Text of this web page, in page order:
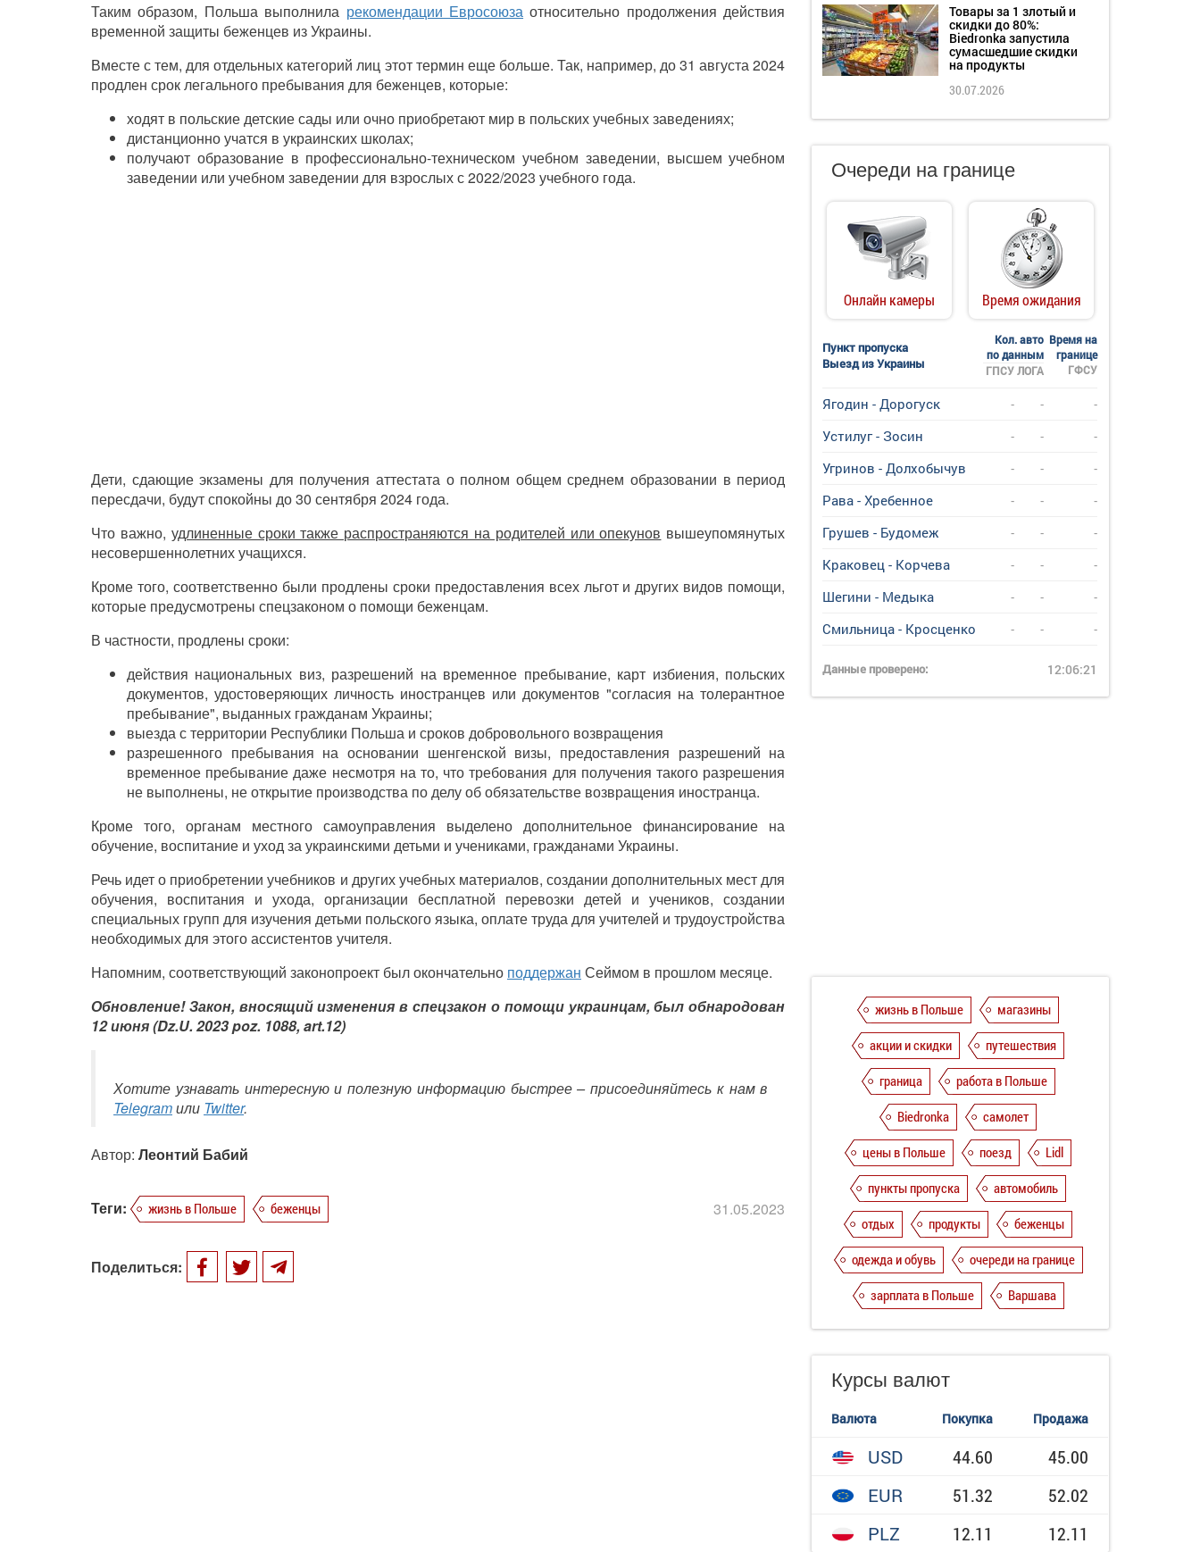
Таким образом, Польша выполнила рекомендации Евросоюза относительно продолжения действия
временной защиты беженцев из Украины.
Вместе с тем, для отдельных категорий лиц этот термин еще больше. Так, например, до 31 августа 2024
продлен срок легального пребывания для беженцев, которые:
ходят в польские детские сады или очно приобретают мир в польских учебных заведениях;
дистанционно учатся в украинских школах;
получают образование в профессионально-техническом учебном заведении, высшем учебном
заведении или учебном заведении для взрослых с 2022/2023 учебного года.
Дети, сдающие экзамены для получения аттестата о полном общем среднем образовании в период
пересдачи, будут спокойны до 30 сентября 2024 года.
Что важно, удлиненные сроки также распространяются на родителей или опекунов вышеупомянутых
несовершеннолетних учащихся.
Кроме того, соответственно были продлены сроки предоставления всех льгот и других видов помощи,
которые предусмотрены спецзаконом о помощи беженцам.
В частности, продлены сроки:
действия национальных виз, разрешений на временное пребывание, карт избиения, польских
документов, удостоверяющих личность иностранцев или документов "согласия на толерантное
пребывание", выданных гражданам Украины;
выезда с территории Республики Польша и сроков добровольного возвращения
разрешенного пребывания на основании шенгенской визы, предоставления разрешений на
временное пребывание даже несмотря на то, что требования для получения такого разрешения
не выполнены, не открытие производства по делу об обязательстве возвращения иностранца.
Кроме того, органам местного самоуправления выделено дополнительное финансирование на
обучение, воспитание и уход за украинскими детьми и учениками, гражданами Украины.
Речь идет о приобретении учебников и других учебных материалов, создании дополнительных мест для
обучения, воспитания и ухода, организации бесплатной перевозки детей и учеников, создании
специальных групп для изучения детьми польского языка, оплате труда для учителей и трудоустройства
необходимых для этого ассистентов учителя.
Напомним, соответствующий законопроект был окончательно поддержан Сеймом в прошлом месяце.
Обновление! Закон, вносящий изменения в спецзакон о помощи украинцам, был обнародован
12 июня (Dz.U. 2023 poz. 1088, art.12)
Хотите узнавать интересную и полезную информацию быстрее – присоединяйтесь к нам в
Telegramили Twitter.
Автор: Леонтий Бабий
Теги: жизнь в Польше беженцы 31.05.2023
Поделиться:
Товары за 1 злотый и
скидки до 80%:
Biedronka запустила
сумасшедшие скидки
на продукты
30.07.2026
Очереди на границе
Онлайн камеры Время ожидания
Пункт пропуска
Выезд из Украины
Кол. авто
по данным
Время на
границе
ГФСУ
ГПСУ ЛОГА
Ягодин - Дорогуск - -
-
Устилуг - Зосин
- -
-
Угринов - Долхобычув
- -
-
Рава - Хребенное
- -
-
Грушев - Будомеж
- -
-
Краковец - Корчева
- -
-
Шегини - Медыка
- -
-
Смильница - Кросценко
- - -
Данные проверено: 12:06:21
жизнь в Польше
магазины
акции и скидки
путешествия
граница
работа в Польше
Biedronka
самолет
цены в Польше
поезд
Lidl
пункты пропуска
автомобиль
отдых
продукты
беженцы
одежда и обувь
очереди на границе
зарплата в Польше
Варшава
Курсы валют
Валюта Покупка Продажа
USD 44.60
45.00
EUR
51.32
52.02
PLZ
12.11 12.11